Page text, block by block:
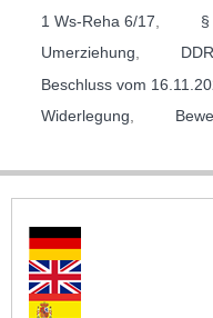
1 Ws-Reha 6/17
Umerziehung
DDR
Beschluss vom
Widerlegung